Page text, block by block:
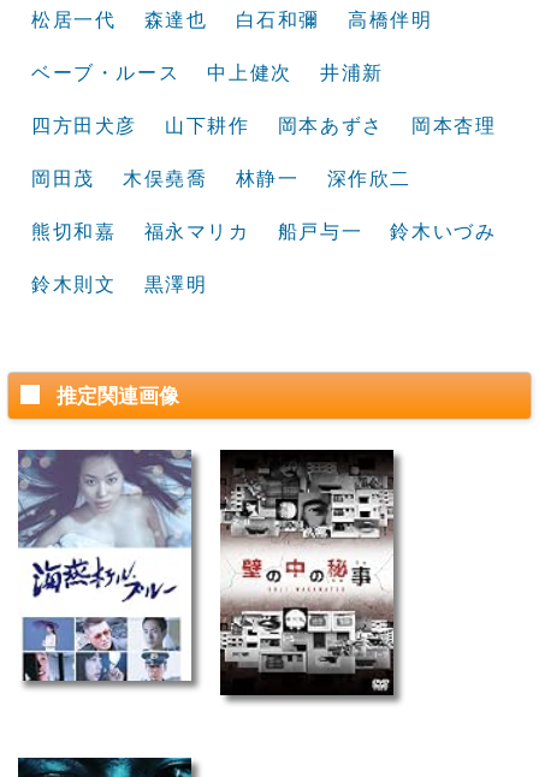
松居一代 森達也 白石和彌 高橋伴明
ベーブ・ルース 中上健次 井浦新
四方田犬彦 山下耕作 岡本あずさ 岡本杏理
岡田茂 木俣堯喬 林静一 深作欣二
熊切和嘉 福永マリカ 船戸与一 鈴木いづみ
鈴木則文 黒澤明
推定関連画像